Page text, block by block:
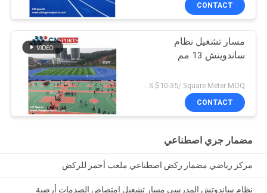
CONTACT
مسار تشغيل نظام
ساندويتش 13 مم
CONTACT
مضمار جري اصطناعي
مركز رياضي مضمار ركض اصطناعي ملعب أحمر للركض
نظام ساندوتش المدرسي مسار تشغيل امتصاص الصدمات أرضية